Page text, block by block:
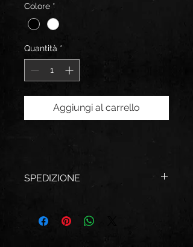
Colore *
Quantità *
Aggiungi al carrello
SPEDIZIONE